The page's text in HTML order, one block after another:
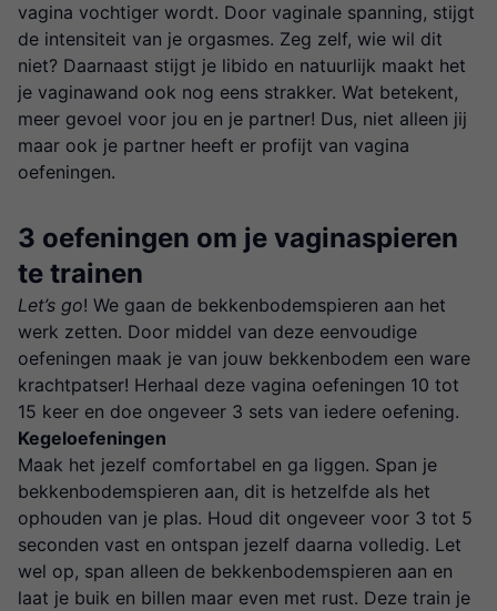
vagina vochtiger wordt. Door vaginale spanning, stijgt
de intensiteit van je orgasmes. Zeg zelf, wie wil dit
niet? Daarnaast stijgt je libido en natuurlijk maakt het
je vaginawand ook nog eens strakker. Wat betekent,
meer gevoel voor jou en je partner! Dus, niet alleen jij
maar ook je partner heeft er profijt van vagina
oefeningen.
3 oefeningen om je vaginaspieren
te trainen
Let’s go! We gaan de bekkenbodemspieren aan het
werk zetten. Door middel van deze eenvoudige
oefeningen maak je van jouw bekkenbodem een ware
krachtpatser! Herhaal deze vagina oefeningen 10 tot
15 keer en doe ongeveer 3 sets van iedere oefening.
Kegeloefeningen
Maak het jezelf comfortabel en ga liggen. Span je
bekkenbodemspieren aan, dit is hetzelfde als het
ophouden van je plas. Houd dit ongeveer voor 3 tot 5
seconden vast en ontspan jezelf daarna volledig. Let
wel op, span alleen de bekkenbodemspieren aan en
laat je buik en billen maar even met rust. Deze train je